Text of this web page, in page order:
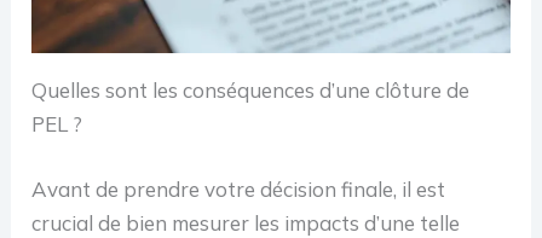
Quelles sont les conséquences d’une clôture de
PEL ?
Avant de prendre votre décision finale, il est
crucial de bien mesurer les impacts d’une telle